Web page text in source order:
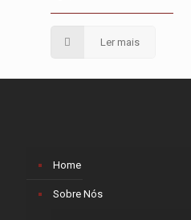
Ler mais
Home
Sobre Nós